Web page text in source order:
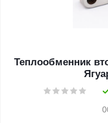
Теплообменник